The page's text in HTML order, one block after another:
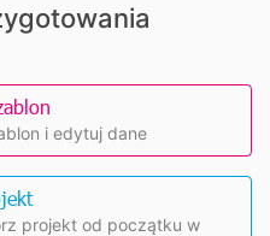
i edytuj dane
projekt od początku w